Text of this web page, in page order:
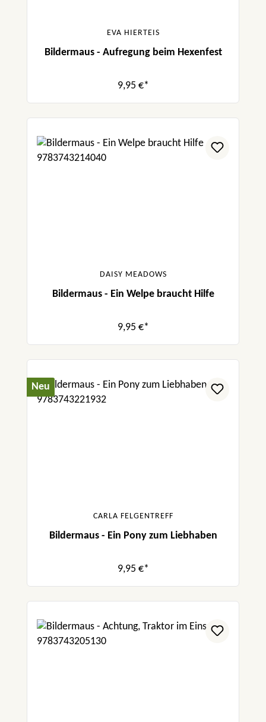
EVA HIERTEIS
Bildermaus - Aufregung beim Hexenfest
9,95 €*
DAISY MEADOWS
Bildermaus - Ein Welpe braucht Hilfe
9,95 €*
Neu
CARLA FELGENTREFF
Bildermaus - Ein Pony zum Liebhaben
9,95 €*